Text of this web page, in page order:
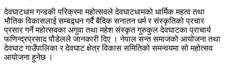
देवघाटधाम गन्डकी परिक्रमा महोत्सवले देवघाटधामको धार्मिक महत्व तथा
भौतिक विकासलाई सम्बद्र्धन गर्दै बैदिक सनातन धर्म र संस्कृतिको प्रचार
प्रसार गर्ने महोत्सवका अगुवा तथा महेश संस्कृत गुरुकुल देवघाटका प्राचार्य
फणिन्द्रप्रसाद पौडेलले जानकारी दिए । नेपाल सन्त समाजको आयोजना तथा
देवघाट गाउँपालिका र देवघाट क्षेत्र विकास समितिको समन्वयमा सो महोत्सव
आयोजना हुनेछ ।